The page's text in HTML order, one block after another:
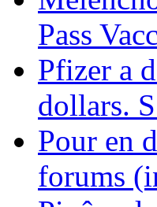
Pass
Pfizer a
dollars.
Pour en
forums